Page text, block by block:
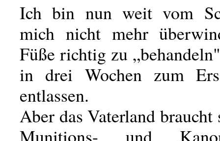
Ich bin nun weit vom
mich nicht mehr
Füße richtig zu
in drei Wochen zum
entlassen.
Aber das Vaterland